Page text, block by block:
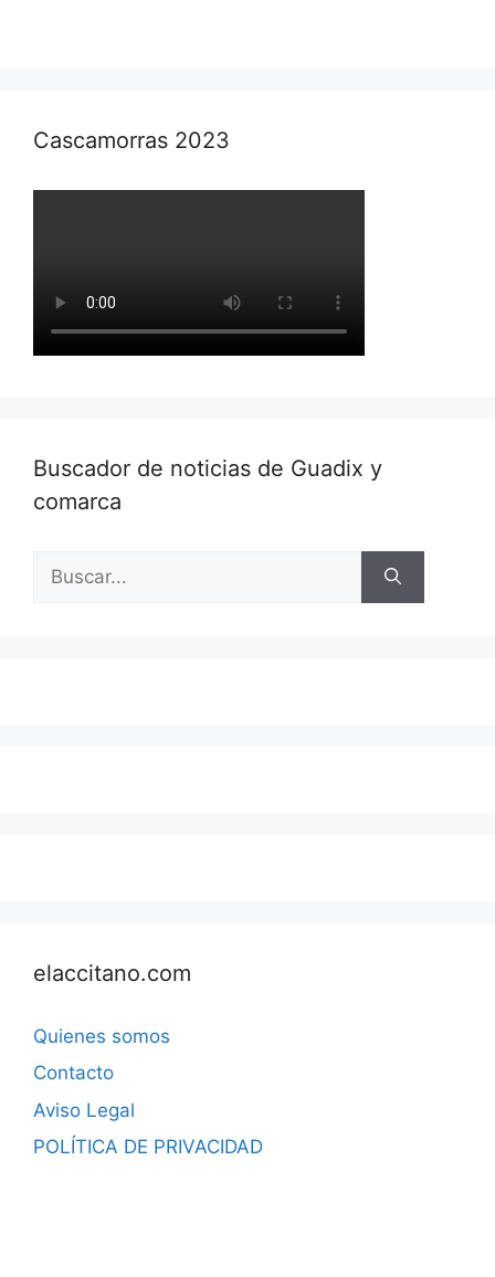
Cascamorras 2023
Buscador de noticias de Guadix y
comarca
elaccitano.com
Quienes somos
Contacto
Aviso Legal
POLÍTICA DE PRIVACIDAD